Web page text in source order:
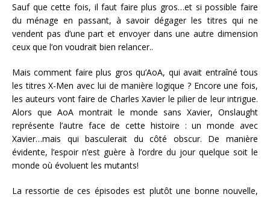
Sauf que cette fois, il faut faire plus gros…et si possible faire
du ménage en passant, à savoir dégager les titres qui ne
vendent pas d’une part et envoyer dans une autre dimension
ceux que l’on voudrait bien relancer..
Mais comment faire plus gros qu’AoA, qui avait entraîné tous
les titres X-Men avec lui de manière logique ? Encore une fois,
les auteurs vont faire de Charles Xavier le pilier de leur intrigue.
Alors que AoA montrait le monde sans Xavier, Onslaught
représente l’autre face de cette histoire : un monde avec
Xavier…mais qui basculerait du côté obscur. De manière
évidente, l’espoir n’est guère à l’ordre du jour quelque soit le
monde où évoluent les mutants!
La ressortie de ces épisodes est plutôt une bonne nouvelle,